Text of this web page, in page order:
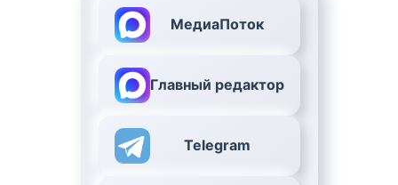
МедиаПоток
Главный редактор
Telegram